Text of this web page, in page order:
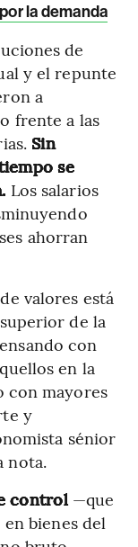
la demanda
de
y el repunte
a
frente a las
Sin
se
Los salarios
ahorran
valores está
de la
con
en la
con mayores
y
sénior
nota.
control—que
bienes del